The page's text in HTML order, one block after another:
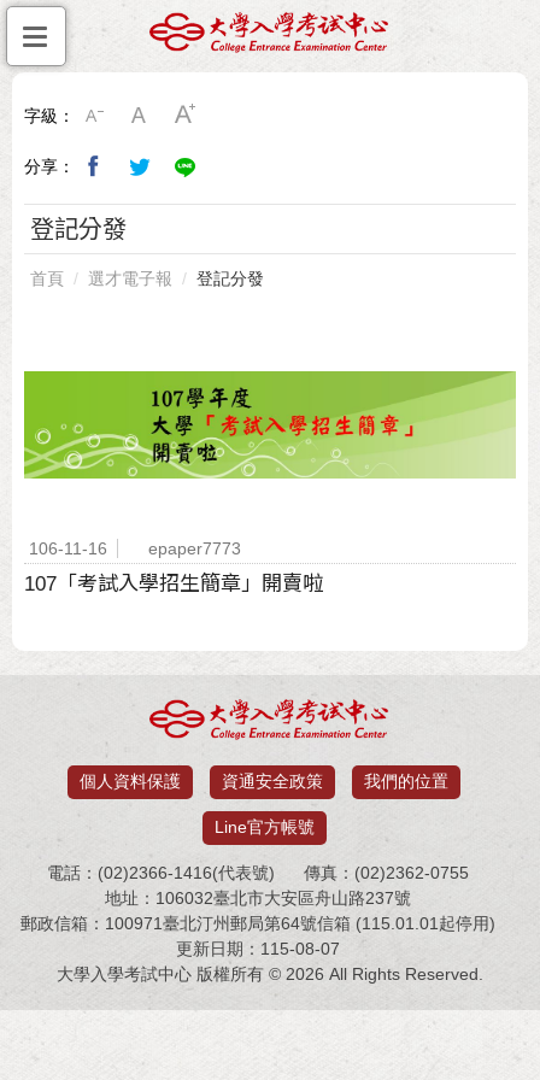
字級：
分享：
登記分發
首頁 選才電子報 登記分發
106-11-16 epaper7773
107「考試入學招生簡章」開賣啦
個人資料保護 資通安全政策 我們的位置
Line官方帳號
電話：(02)2366-1416(代表號)
傳真：(02)2362-0755
地址：106032臺北市大安區舟山路237號
郵政信箱：100971臺北汀州郵局第64號信箱 (115.01.01起停用)
更新日期：115-08-07
大學入學考試中心 版權所有 © 2026 All Rights Reserved.